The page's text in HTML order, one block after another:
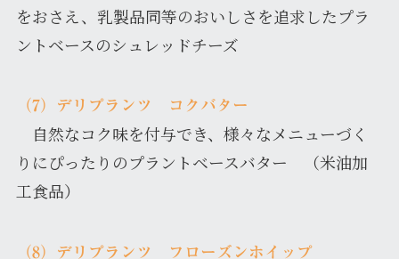
をおさえ、乳製品同等のおいしさを追求したプラ
ントベースのシュレッドチーズ
（7）デリプランツ コクバター
自然なコク味を付与でき、様々なメニューづく
りにぴったりのプラントベースバター （米油加
工食品）
（8）デリプランツ フローズンホイップ